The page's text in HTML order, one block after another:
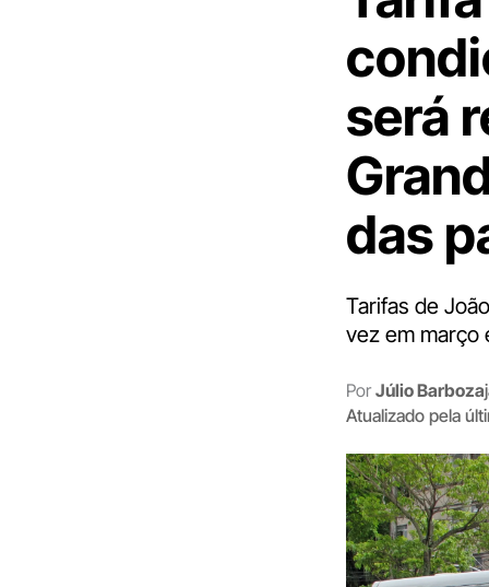
será
das
Tarifas de
vez em março
Por Júlio Barboza
Atualizado pela